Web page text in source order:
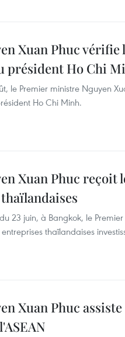
Xuan Phuc
président Ho Chi
le Premier ministre Nguyen
Ho Chi Minh.
Xuan Phuc reçoit
23 juin, à Bangkok, le
thaïlandaises
Xuan Phuc